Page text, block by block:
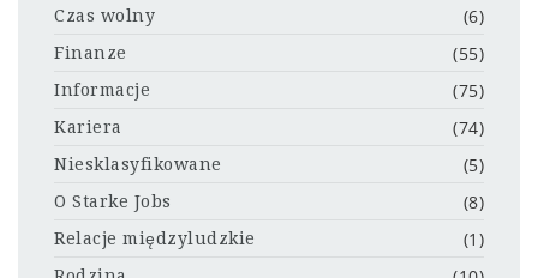
Czas wolny (6)
Finanze (55)
Informacje (75)
Kariera (74)
Niesklasyfikowane (5)
O Starke Jobs (8)
Relacje międzyludzkie (1)